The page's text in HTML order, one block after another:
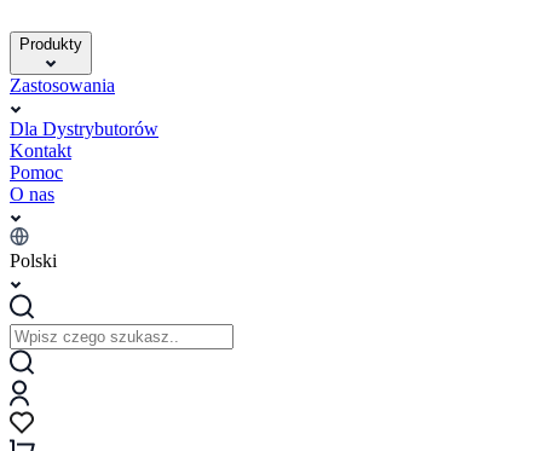
Produkty
Zastosowania
Dla Dystrybutorów
Kontakt
Pomoc
O nas
Polski